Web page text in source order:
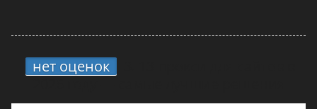
нет оценок